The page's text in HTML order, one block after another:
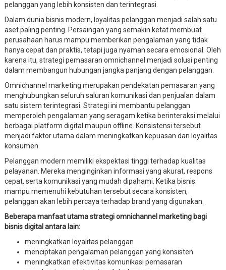
pelanggan yang lebih konsisten dan terintegrasi.
Dalam dunia bisnis modern, loyalitas pelanggan menjadi salah satu
aset paling penting. Persaingan yang semakin ketat membuat
perusahaan harus mampu memberikan pengalaman yang tidak
hanya cepat dan praktis, tetapi juga nyaman secara emosional. Oleh
karena itu, strategi pemasaran omnichannel menjadi solusi penting
dalam membangun hubungan jangka panjang dengan pelanggan.
Omnichannel marketing merupakan pendekatan pemasaran yang
menghubungkan seluruh saluran komunikasi dan penjualan dalam
satu sistem terintegrasi. Strategi ini membantu pelanggan
memperoleh pengalaman yang seragam ketika berinteraksi melalui
berbagai platform digital maupun offline. Konsistensi tersebut
menjadi faktor utama dalam meningkatkan kepuasan dan loyalitas
konsumen.
Pelanggan modern memiliki ekspektasi tinggi terhadap kualitas
pelayanan. Mereka menginginkan informasi yang akurat, respons
cepat, serta komunikasi yang mudah dipahami. Ketika bisnis
mampu memenuhi kebutuhan tersebut secara konsisten,
pelanggan akan lebih percaya terhadap brand yang digunakan.
Beberapa manfaat utama strategi omnichannel marketing bagi
bisnis digital antara lain:
meningkatkan loyalitas pelanggan
menciptakan pengalaman pelanggan yang konsisten
meningkatkan efektivitas komunikasi pemasaran